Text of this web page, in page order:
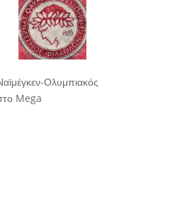
Ολυμπιακός
Mega